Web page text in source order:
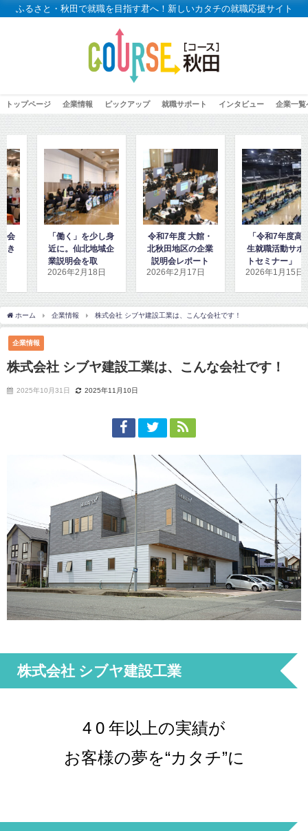
ふるさと・秋田で就職を目指す君へ！新しいカタチの就職応援サイト
トップページ 企業情報 ピックアップ 就職サポート インタビュー 企業一覧
く」を少し身
。仙北地域企
明会を取材し
ました
令和7年度 大館・
北秋田地区の企業
説明会レポート
2026年2月17日
「令和7年度高校
生就職活動サポー
トセミナー」に密
着取材しました！
2026年1月15日
「
秋田
ダ
取
2026
ホーム 企業情報 株式会社 シブヤ建設工業は、こんな会社です！
企業情報
株式会社 シブヤ建設工業は、こんな会社です！
2025年10月31日 2025年11月10日
株式会社 シブヤ建設工業
4 0 年以上の実績が
お客様の夢を“カタチ”に